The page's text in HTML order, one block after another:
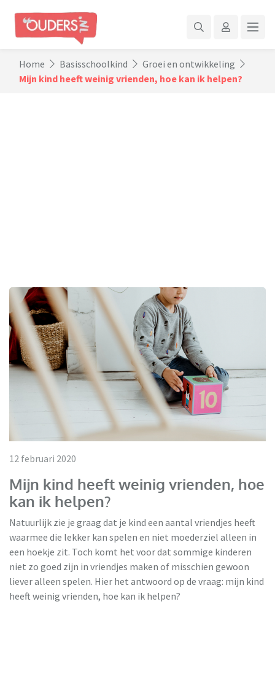
Home Basisschoolkind
Groei en ontwikkeling
Mijn kind heeft weinig vrienden, hoe kan ik helpen?
12 februari 2020
Mijn kind heeft weinig vrienden, hoe
kan ik helpen?
Natuurlijk zie je graag dat je kind een aantal vriendjes heeft
waarmee die lekker kan spelen en niet moederziel alleen in
een hoekje zit. Toch komt het voor dat sommige kinderen
niet zo goed zijn in vriendjes maken of misschien gewoon
liever alleen spelen. Hier het antwoord op de vraag: mijn kind
heeft weinig vrienden, hoe kan ik helpen?